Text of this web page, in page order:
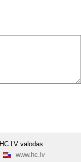
HC.LV valodas
www.hc.lv